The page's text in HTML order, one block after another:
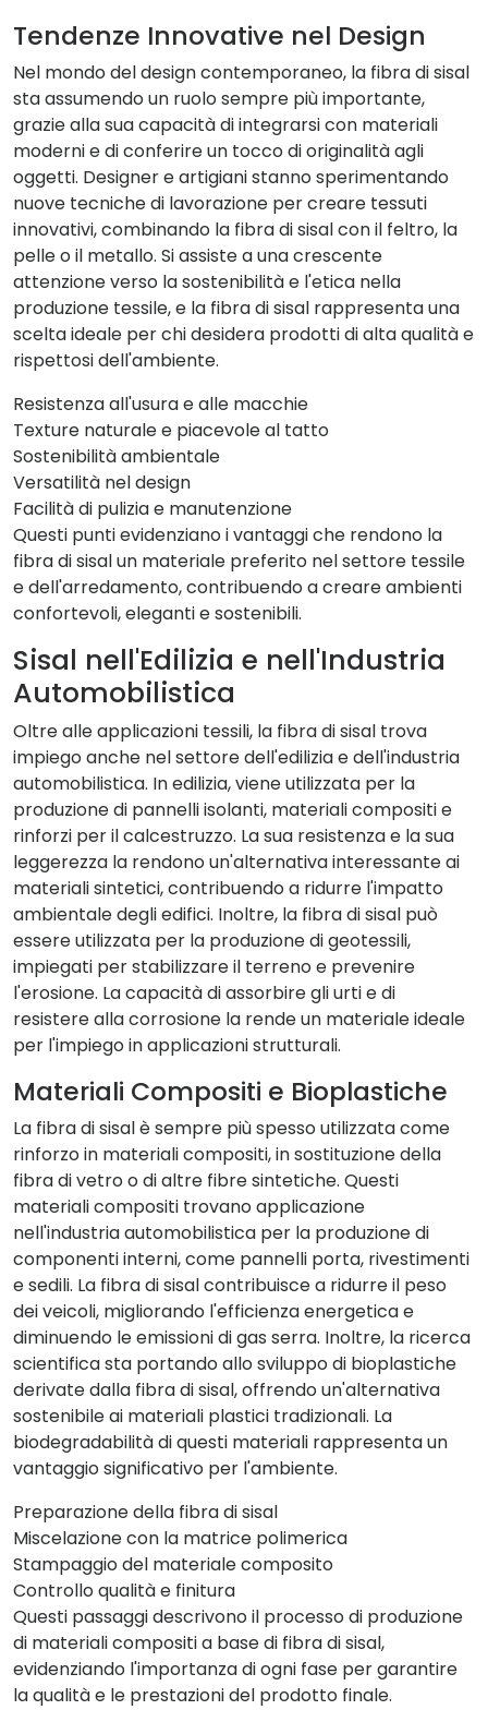
Tendenze Innovative nel Design
Nel mondo del design contemporaneo, la fibra di sisal
sta assumendo un ruolo sempre più importante,
grazie alla sua capacità di integrarsi con materiali
moderni e di conferire un tocco di originalità agli
oggetti. Designer e artigiani stanno sperimentando
nuove tecniche di lavorazione per creare tessuti
innovativi, combinando la fibra di sisal con il feltro, la
pelle o il metallo. Si assiste a una crescente
attenzione verso la sostenibilità e l'etica nella
produzione tessile, e la fibra di sisal rappresenta una
scelta ideale per chi desidera prodotti di alta qualità e
rispettosi dell'ambiente.
Resistenza all'usura e alle macchie
Texture naturale e piacevole al tatto
Sostenibilità ambientale
Versatilità nel design
Facilità di pulizia e manutenzione
Questi punti evidenziano i vantaggi che rendono la
fibra di sisal un materiale preferito nel settore tessile
e dell'arredamento, contribuendo a creare ambienti
confortevoli, eleganti e sostenibili.
Sisal nell'Edilizia e nell'Industria
Automobilistica
Oltre alle applicazioni tessili, la fibra di sisal trova
impiego anche nel settore dell'edilizia e dell'industria
automobilistica. In edilizia, viene utilizzata per la
produzione di pannelli isolanti, materiali compositi e
rinforzi per il calcestruzzo. La sua resistenza e la sua
leggerezza la rendono un'alternativa interessante ai
materiali sintetici, contribuendo a ridurre l'impatto
ambientale degli edifici. Inoltre, la fibra di sisal può
essere utilizzata per la produzione di geotessili,
impiegati per stabilizzare il terreno e prevenire
l'erosione. La capacità di assorbire gli urti e di
resistere alla corrosione la rende un materiale ideale
per l'impiego in applicazioni strutturali.
Materiali Compositi e Bioplastiche
La fibra di sisal è sempre più spesso utilizzata come
rinforzo in materiali compositi, in sostituzione della
fibra di vetro o di altre fibre sintetiche. Questi
materiali compositi trovano applicazione
nell'industria automobilistica per la produzione di
componenti interni, come pannelli porta, rivestimenti
e sedili. La fibra di sisal contribuisce a ridurre il peso
dei veicoli, migliorando l'efficienza energetica e
diminuendo le emissioni di gas serra. Inoltre, la ricerca
scientifica sta portando allo sviluppo di bioplastiche
derivate dalla fibra di sisal, offrendo un'alternativa
sostenibile ai materiali plastici tradizionali. La
biodegradabilità di questi materiali rappresenta un
vantaggio significativo per l'ambiente.
Preparazione della fibra di sisal
Miscelazione con la matrice polimerica
Stampaggio del materiale composito
Controllo qualità e finitura
Questi passaggi descrivono il processo di produzione
di materiali compositi a base di fibra di sisal,
evidenziando l'importanza di ogni fase per garantire
la qualità e le prestazioni del prodotto finale.